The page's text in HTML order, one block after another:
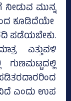
ಮುನ್ನ
ಕೂಡಿದೆಯೇ
ಪಡೆಯಬೇಕು.
ಎತ್ತುವಳಿ
ಎಂದು ಉಪ